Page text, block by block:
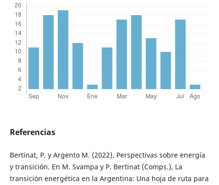
Referencias
Bertinat, P. y Argento M. (2022). Perspectivas sobre energía
y transición. En M. Svampa y P. Bertinat (Comps.), La
transición energética en la Argentina: Una hoja de ruta para